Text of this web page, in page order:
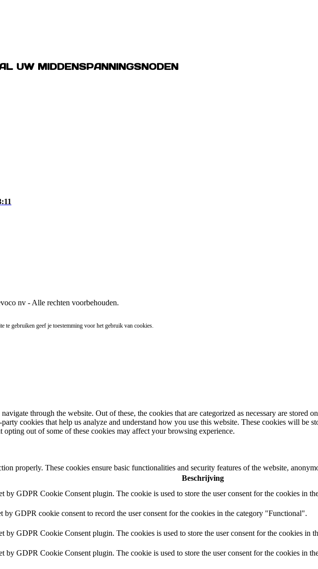
UW MIDDENSPANNINGSNODEN
nv - Alle rechten voorbehouden.
te gebruiken geef je toestemming voor het gebruik van cookies.
through the website. Out of these, the cookies that are categorized as necessary are stored
cookies that help us analyze and understand how you use this website. These cookies will be
out of some of these cookies may affect your browsing experience.
properly. These cookies ensure basic functionalities and security features of the website,
Beschrijving
by GDPR Cookie Consent plugin. The cookie is used to store the user consent for the cookies in
by GDPR cookie consent to record the user consent for the cookies in the category "Functional".
by GDPR Cookie Consent plugin. The cookies is used to store the user consent for the cookies in
by GDPR Cookie Consent plugin. The cookie is used to store the user consent for the cookies in